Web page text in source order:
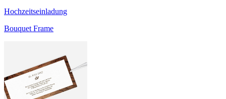
Hochzeitseinladung
Bouquet Frame